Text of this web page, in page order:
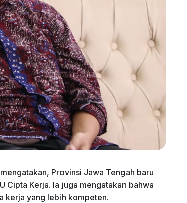
Provinsi Jawa Tengah baru
Cipta Kerja. Ia juga mengatakan bahwa
kerja yang lebih kompeten.